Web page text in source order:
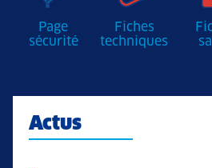
Page
sécurité
Fiches
techniques
Actus